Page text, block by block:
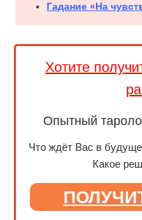
Гадание «На
Хотите
Опытный
Что ждёт Вас в
Какое